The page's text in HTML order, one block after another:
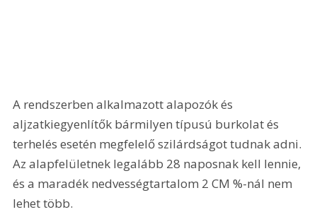
A rendszerben alkalmazott alapozók és
aljzatkiegyenlítők bármilyen típusú burkolat és
terhelés esetén megfelelő szilárdságot tudnak adni.
Az alapfelületnek legalább 28 naposnak kell lennie,
és a maradék nedvességtartalom 2 CM %-nál nem
lehet több.